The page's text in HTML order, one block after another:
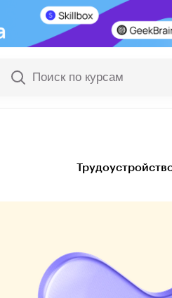
Поиск по курсам